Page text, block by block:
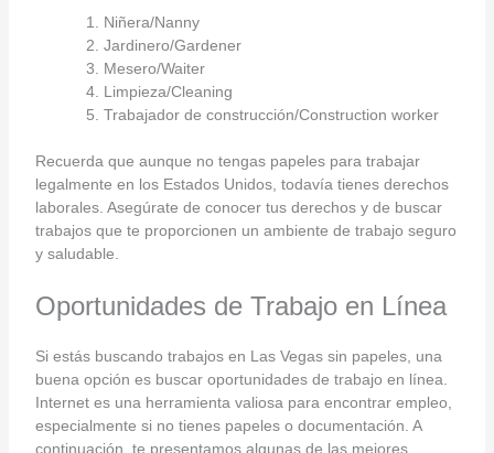
Niñera/Nanny
Jardinero/Gardener
Mesero/Waiter
Limpieza/Cleaning
Trabajador de construcción/Construction worker
Recuerda que aunque no tengas papeles para trabajar
legalmente en los Estados Unidos, todavía tienes derechos
laborales. Asegúrate de conocer tus derechos y de buscar
trabajos que te proporcionen un ambiente de trabajo seguro
y saludable.
Oportunidades de Trabajo en Línea
Si estás buscando trabajos en Las Vegas sin papeles, una
buena opción es buscar oportunidades de trabajo en línea.
Internet es una herramienta valiosa para encontrar empleo,
especialmente si no tienes papeles o documentación. A
continuación, te presentamos algunas de las mejores